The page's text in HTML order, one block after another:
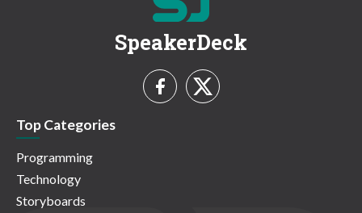
SpeakerDeck
Top Categories
Programming
Technology
Storyboards